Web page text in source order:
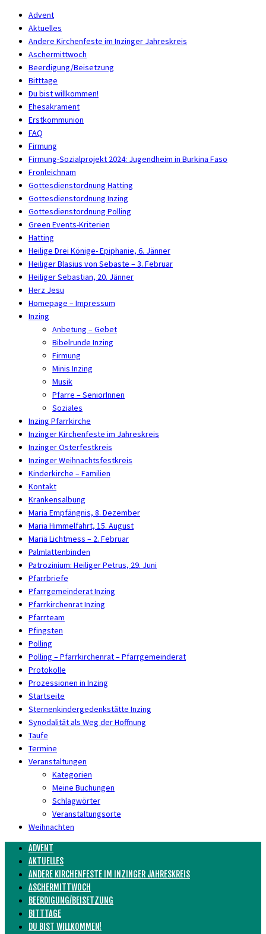
Advent
Aktuelles
Andere Kirchenfeste im Inzinger Jahreskreis
Aschermittwoch
Beerdigung/Beisetzung
Bitttage
Du bist willkommen!
Ehesakrament
Erstkommunion
FAQ
Firmung
Firmung-Sozialprojekt 2024: Jugendheim in Burkina Faso
Fronleichnam
Gottesdienstordnung Hatting
Gottesdienstordnung Inzing
Gottesdienstordnung Polling
Green Events-Kriterien
Hatting
Heilige Drei Könige- Epiphanie, 6. Jänner
Heiliger Blasius von Sebaste – 3. Februar
Heiliger Sebastian, 20. Jänner
Herz Jesu
Homepage – Impressum
Inzing
Anbetung – Gebet
Bibelrunde Inzing
Firmung
Minis Inzing
Musik
Pfarre – SeniorInnen
Soziales
Inzing Pfarrkirche
Inzinger Kirchenfeste im Jahreskreis
Inzinger Osterfestkreis
Inzinger Weihnachtsfestkreis
Kinderkirche – Familien
Kontakt
Krankensalbung
Maria Empfängnis, 8. Dezember
Maria Himmelfahrt, 15. August
Mariä Lichtmess – 2. Februar
Palmlattenbinden
Patrozinium: Heiliger Petrus, 29. Juni
Pfarrbriefe
Pfarrgemeinderat Inzing
Pfarrkirchenrat Inzing
Pfarrteam
Pfingsten
Polling
Polling – Pfarrkirchenrat – Pfarrgemeinderat
Protokolle
Prozessionen in Inzing
Startseite
Sternenkindergedenkstätte Inzing
Synodalität als Weg der Hoffnung
Taufe
Termine
Veranstaltungen
Kategorien
Meine Buchungen
Schlagwörter
Veranstaltungsorte
Weihnachten
ADVENT
AKTUELLES
ANDERE KIRCHENFESTE IM INZINGER JAHRESKREIS
ASCHERMITTWOCH
BEERDIGUNG/BEISETZUNG
BITTTAGE
DU BIST WILLKOMMEN!